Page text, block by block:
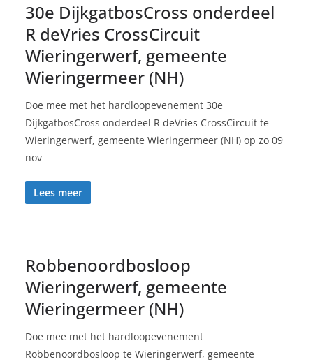
30e DijkgatbosCross onderdeel
R deVries CrossCircuit
Wieringerwerf, gemeente
Wieringermeer (NH)
Doe mee met het hardloopevenement 30e
DijkgatbosCross onderdeel R deVries CrossCircuit te
Wieringerwerf, gemeente Wieringermeer (NH) op zo 09
nov
Lees meer
Robbenoordbosloop
Wieringerwerf, gemeente
Wieringermeer (NH)
Doe mee met het hardloopevenement
Robbenoordbosloop te Wieringerwerf, gemeente